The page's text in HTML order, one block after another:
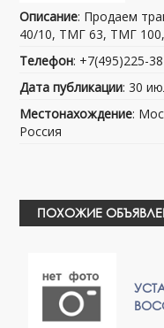
Описание: Продаем
40/10, ТМГ 63, ТМГ
Телефон: +7(495)225-
Дата публикации: 30
Местонахождение:
Россия
ПОХОЖИЕ